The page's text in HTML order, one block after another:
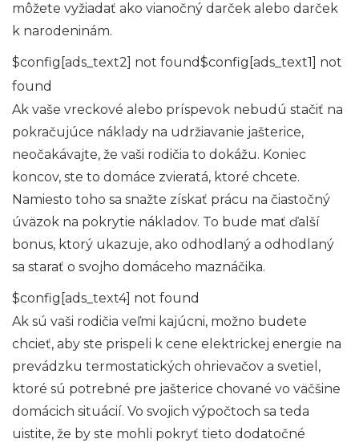
môžete vyžiadať ako vianočný darček alebo darček
k narodeninám.
$config[ads_text2] not found$config[ads_text1] not
found
Ak vaše vreckové alebo príspevok nebudú stačiť na
pokračujúce náklady na udržiavanie jašterice,
neočakávajte, že vaši rodičia to dokážu. Koniec
koncov, ste to domáce zvieratá, ktoré chcete.
Namiesto toho sa snažte získať prácu na čiastočný
úväzok na pokrytie nákladov. To bude mať ďalší
bonus, ktorý ukazuje, ako odhodlaný a odhodlaný
sa starať o svojho domáceho maznáčika.
$config[ads_text4] not found
Ak sú vaši rodičia veľmi kajúcni, možno budete
chcieť, aby ste prispeli k cene elektrickej energie na
prevádzku termostatických ohrievačov a svetiel,
ktoré sú potrebné pre jašterice chované vo väčšine
domácich situácií. Vo svojich výpočtoch sa teda
uistite, že by ste mohli pokryť tieto dodatočné